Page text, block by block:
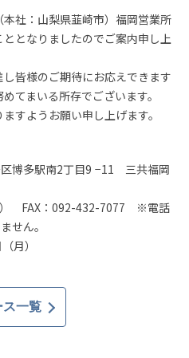
社：山梨県韮崎市）福岡営業所
となりましたのでご案内申し上
皆様のご期待にお応えできます
てまいる所存でございます。
すようお願い申し上げます。
博多駅南2丁目9 −11 三共福岡
） FAX：092-432-7077 ※電話
せん。
月）
ス一覧